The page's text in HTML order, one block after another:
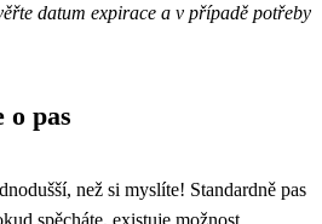
datum expirace a v případě potřeby
o pas
než si myslíte! Standardně pas
spěcháte, existuje možnost